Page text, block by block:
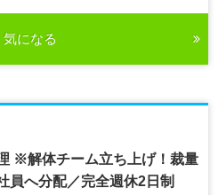
気になる
※解体チーム立ち上げ！裁量
へ分配／完全週休2日制